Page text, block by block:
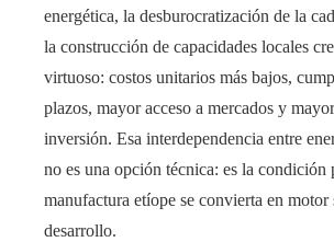
energética, la desburocratización de la
la construcción de capacidades locales
virtuoso: costos unitarios más bajos,
plazos, mayor acceso a mercados y
inversión. Esa interdependencia entre
no es una opción técnica: es la condición
manufactura etíope se convierta en motor
desarrollo.